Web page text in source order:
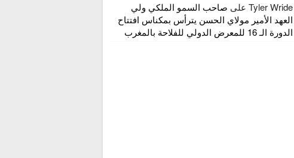
Tyler Wrideعلى صاحب السمو الملكي ولي
العهد الأمير مولاي الحسن يترأس بمكناس افتتاح
الدورة الـ 16 للمعرض الدولي للفلاحة بالمغرب